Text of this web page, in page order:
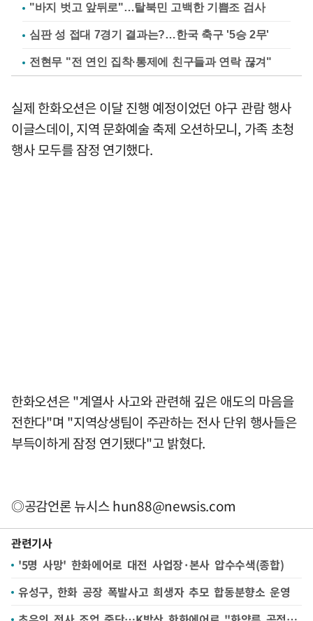
"바지 벗고 앞뒤로"…탈북민 고백한 기쁨조 검사
심판 성 접대 7경기 결과는?…한국 축구 '5승 2무'
전현무 "전 연인 집착·통제에 친구들과 연락 끊겨"
실제 한화오션은 이달 진행 예정이었던 야구 관람 행사
이글스데이, 지역 문화예술 축제 오션하모니, 가족 초청
행사 모두를 잠정 연기했다.
한화오션은 "계열사 사고와 관련해 깊은 애도의 마음을
전한다"며 "지역상생팀이 주관하는 전사 단위 행사들은
부득이하게 잠정 연기됐다"고 밝혔다.
◎공감언론 뉴시스hun88@newsis.com
관련기사
'5명 사망' 한화에어로 대전 사업장·본사 압수수색(종합)
유성구, 한화 공장 폭발사고 희생자 추모 합동분향소 운영